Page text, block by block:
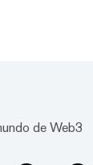
de Web3